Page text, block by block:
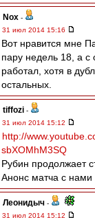
Nox -
31 июл 2014 15:16
Вот нравится мне
пару недель 18, а с
работал, хотя в
остальных.
tiffozi -
31 июл 2014 15:12
http://
sbXOMhM3SQ
Рубин продолжает
Анонс матча с
Леонидыч -
31 июл 2014 15:12